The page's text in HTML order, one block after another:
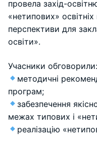
провела захід-
«нетипових»
перспективи для
освіти».
Учасники обговорили:
методичні
програм;
забезпечення
межах типових і
реалізацію